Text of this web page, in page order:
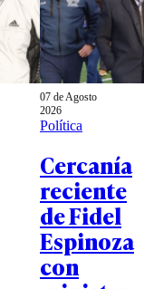
07 de Agosto
2026
Política
Cercanía
reciente
de Fidel
Espinoza
con